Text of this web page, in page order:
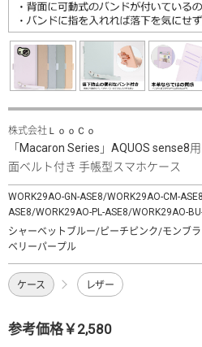
株式会社ＬｏｏＣｏ
「Macaron Series」AQUOS sense8
面ベルト付き 手帳型スマホケース
WORK29AO-GN-ASE8/WORK29AO-CM-
ASE8/WORK29AO-PL-ASE8/WORK29AO-
シャーベットブルー/ピーチピンク/モンブ
ベリーパープル
ケース レザー
参考価格￥2,580